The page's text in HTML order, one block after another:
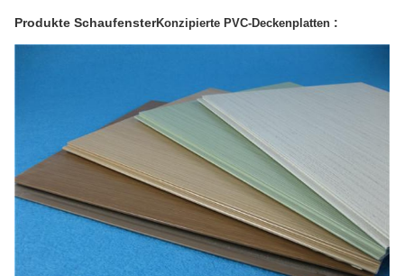
Produkte SchaufensterKonzipierte PVC-Deckenplatten :